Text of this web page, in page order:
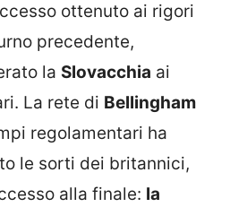
ottenuto ai rigori
precedente,
la Slovacchia ai
La rete di Bellingham
regolamentari ha
le sorti dei britannici,
alla finale: la